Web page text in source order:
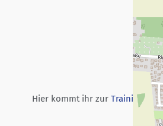
Hier kommt ihr zur